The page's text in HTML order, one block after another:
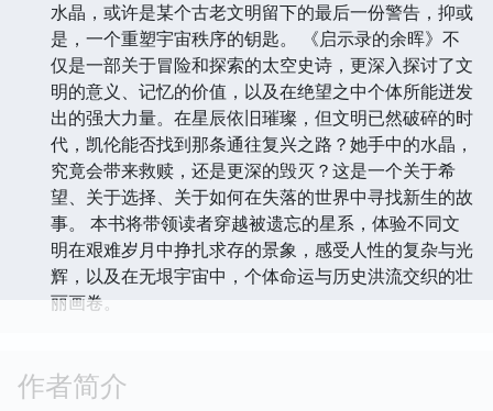
水晶，或许是某个古老文明留下的最后一份警告，抑或
是，一个重塑宇宙秩序的钥匙。 《启示录的余晖》不
仅是一部关于冒险和探索的太空史诗，更深入探讨了文
明的意义、记忆的价值，以及在绝望之中个体所能迸发
出的强大力量。在星辰依旧璀璨，但文明已然破碎的时
代，凯伦能否找到那条通往复兴之路？她手中的水晶，
究竟会带来救赎，还是更深的毁灭？这是一个关于希
望、关于选择、关于如何在失落的世界中寻找新生的故
事。 本书将带领读者穿越被遗忘的星系，体验不同文
明在艰难岁月中挣扎求存的景象，感受人性的复杂与光
辉，以及在无垠宇宙中，个体命运与历史洪流交织的壮
丽画卷。
作者简介